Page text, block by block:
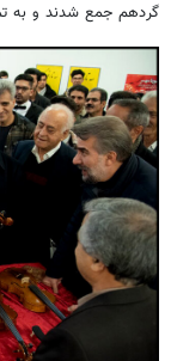
گردهم جمع شدند و به